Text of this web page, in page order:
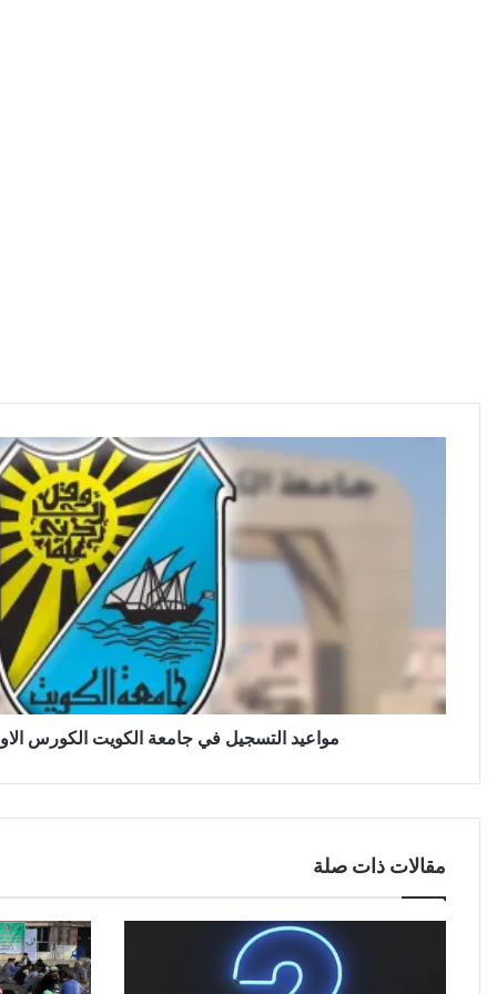
مواعيد التسجيل في جامعة الكويت الكورس الاول 2023 /
مقالات ذات صلة